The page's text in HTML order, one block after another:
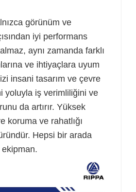
görünüm ve
iyi performans
aynı zamanda farklı
ve ihtiyaçlara uyum
insani tasarım ve çevre
yoluyla iş verimliliğini ve
da artırır. Yüksek
koruma ve rahatlığı
Hepsi bir arada